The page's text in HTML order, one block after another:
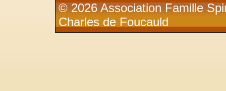
© 2026 Association Famille
Charles de Foucauld